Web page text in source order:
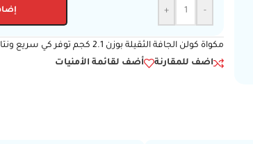
-
+
مكواة كولن الجافة الثقيلة بوزن 2.1 كجم توفر كي سريع ونتائج مثالية بفضل القاعدة الذهبية وتوزيع الحرارة المتساوي.
اضف للمقارنة
أضف لقائمة الأمنيات